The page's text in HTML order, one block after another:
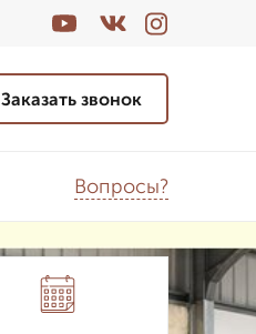
Заказать звонок
Вопросы?